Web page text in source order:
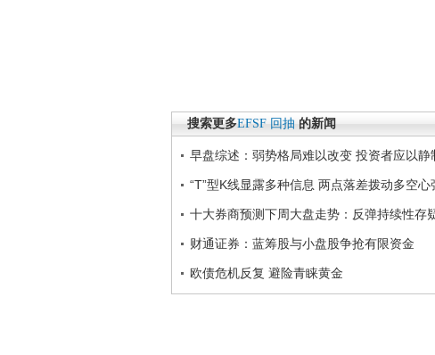
搜索更多EFSF 回抽 的新闻
早盘综述：弱势格局难以改变 投资者应以静
“T”型K线显露多种信息 两点落差拨动多空心
十大券商预测下周大盘走势：反弹持续性存
财通证券：蓝筹股与小盘股争抢有限资金
欧债危机反复 避险青睐黄金